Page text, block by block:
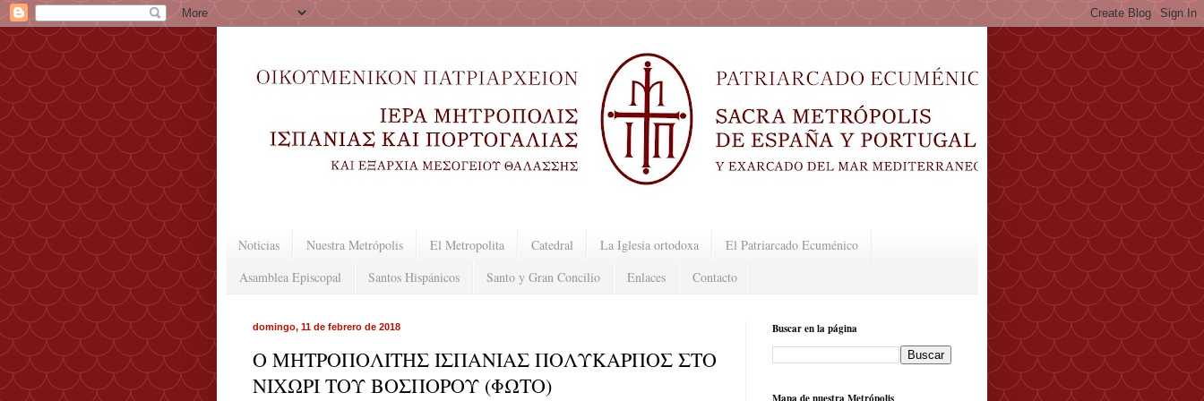
Noticias Nuestra Metrópolis El Metropolita Catedral La Iglesia ortodoxa
El Patriarcado Ecuménico
Asamblea Episcopal
Santos Hispánicos Santo y Gran Concilio Enlaces Contacto
domingo, 11 de febrero de 2018
Ο ΜΗΤΡΟΠΟΛΙΤΗΣ ΙΣΠΑΝΙΑΣ ΠΟΛΥΚΑΡΠΟΣ ΣΤΟ
ΝΙΧΩΡΙ ΤΟΥ ΒΟΣΠΟΡΟΥ (ΦΩΤΟ)
Buscar en la página
Mapa de nuestra Metrópolis